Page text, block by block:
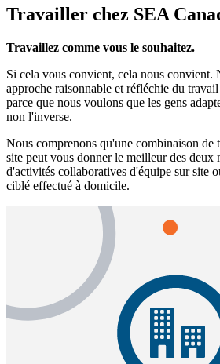
Travailler chez SEA
Travaillez comme vous le souhaitez.
Si cela vous convient, cela nous convient.
approche raisonnable et réfléchie du
parce que nous voulons que les gens
non l'inverse.
Nous comprenons qu'une combinaison de
site peut vous donner le meilleur des deux
d'activités collaboratives d'équipe sur site
ciblé effectué à domicile.